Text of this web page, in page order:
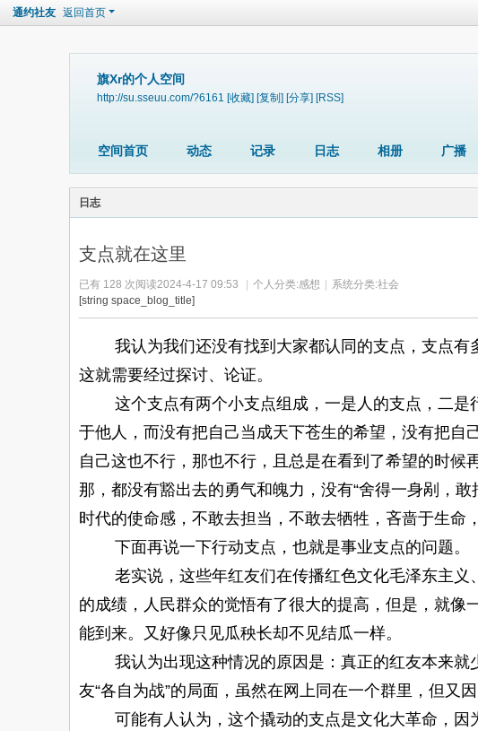
通约社友 返回首页
旗Xr的个人空间
http://su.sseuu.com/?6161 [收藏] [复制] [分享] [RSS]
空间首页 动态 记录 日志 相册 广播
日志
支点就在这里
已有 128 次阅读2024-4-17 09:53 个人分类:感想 系统分类:社会
[string space_blog_title]
我认为我们还没有找到大家都认同的支点，支点有
这就需要经过探讨、论证。
这个支点有两个小支点组成，一是人的支点，二是
于他人，而没有把自己当成天下苍生的希望，没有把自
自己这也不行，那也不行，且总是在看到了希望的时
那，都没有豁出去的勇气和魄力，没有“舍得一身剐，
时代的使命感，不敢去担当，不敢去牺牲，吝啬于生命
下面再说一下行动支点，也就是事业支点的问题。
老实说，这些年红友们在传播红色文化毛泽东主义
的成绩，人民群众的觉悟有了很大的提高，但是，就
能到来。又好像只见瓜秧长却不见结瓜一样。
我认为出现这种情况的原因是：真正的红友本来就
友“各自为战”的局面，虽然在网上同在一个群里，但又
可能有人认为，这个撬动的支点是文化大革命，因